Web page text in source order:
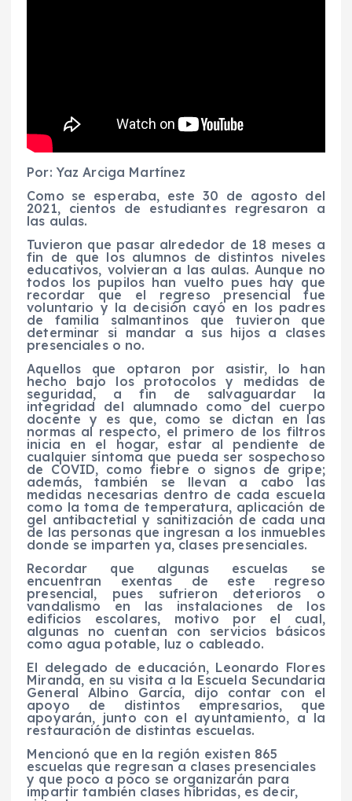
Por: Yaz Arciga Martínez
Como se esperaba, este 30 de agosto del
2021, cientos de estudiantes regresaron a
las aulas.
Tuvieron que pasar alrededor de 18 meses a
fin de que los alumnos de distintos niveles
educativos, volvieran a las aulas. Aunque no
todos los pupilos han vuelto pues hay que
recordar que el regreso presencial fue
voluntario y la decisión cayó en los padres
de familia salmantinos que tuvieron que
determinar si mandar a sus hijos a clases
presenciales o no.
Aquellos que optaron por asistir, lo han
hecho bajo los protocolos y medidas de
seguridad, a fin de salvaguardar la
integridad del alumnado como del cuerpo
docente y es que, como se dictan en las
normas al respecto, el primero de los filtros
inicia en el hogar, estar al pendiente de
cualquier síntoma que pueda ser sospechoso
de COVID, como fiebre o signos de gripe;
además, también se llevan a cabo las
medidas necesarias dentro de cada escuela
como la toma de temperatura, aplicación de
gel antibactetial y sanitización de cada una
de las personas que ingresan a los inmuebles
donde se imparten ya, clases presenciales.
Recordar que algunas escuelas se
encuentran exentas de este regreso
presencial, pues sufrieron deterioros o
vandalismo en las instalaciones de los
edificios escolares, motivo por el cual,
algunas no cuentan con servicios básicos
como agua potable, luz o cableado.
El delegado de educación, Leonardo Flores
Miranda, en su visita a la Escuela Secundaria
General Albino García, dijo contar con el
apoyo de distintos empresarios, que
apoyarán, junto con el ayuntamiento, a la
restauración de distintas escuelas.
Mencionó que en la región existen 865
escuelas que regresan a clases presenciales
y que poco a poco se organizarán para
impartir también clases híbridas, es decir,